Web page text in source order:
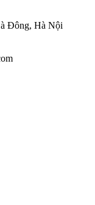
Đông, Hà Nội